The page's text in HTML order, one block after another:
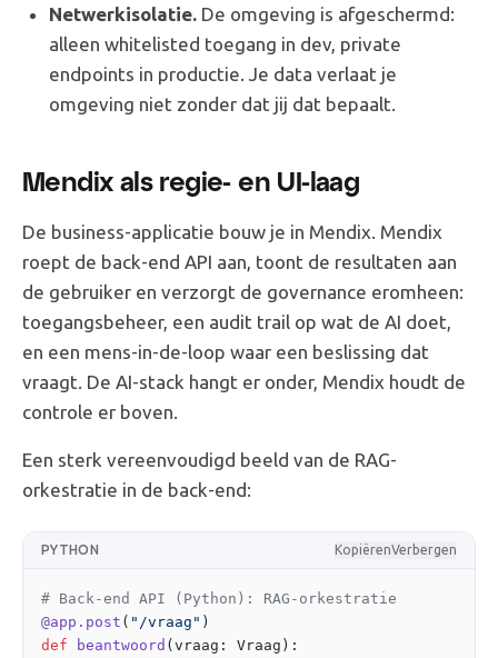
Netwerkisolatie. De omgeving is afgeschermd:
alleen whitelisted toegang in dev, private
endpoints in productie. Je data verlaat je
omgeving niet zonder dat jij dat bepaalt.
Mendix als regie- en UI-laag
De business-applicatie bouw je in Mendix. Mendix
roept de back-end API aan, toont de resultaten aan
de gebruiker en verzorgt de governance eromheen:
toegangsbeheer, een audit trail op wat de AI doet,
en een mens-in-de-loop waar een beslissing dat
vraagt. De AI-stack hangt er onder, Mendix houdt de
controle er boven.
Een sterk vereenvoudigd beeld van de RAG-
orkestratie in de back-end:
PYTHON KopiërenVerbergen
# Back-end API (Python): RAG-orkestratie
@app.post ( "/vraag" )
def beantwoord (vraag: Vraag):